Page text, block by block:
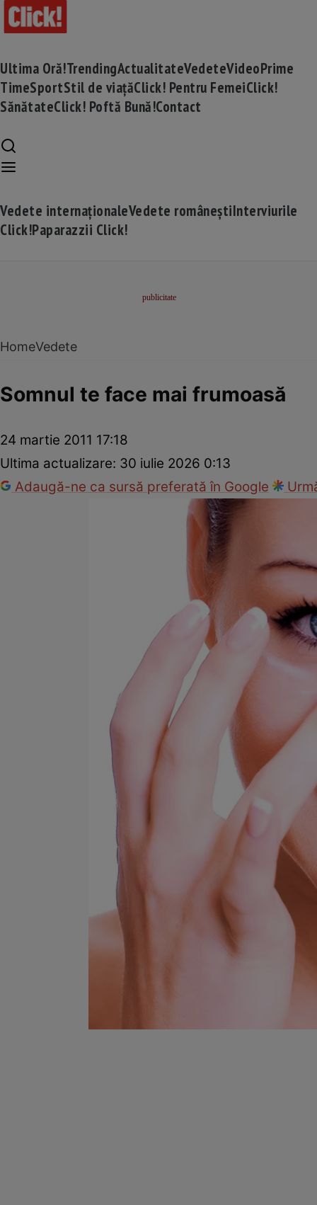
Ultima Oră!TrendingActualitateVedeteVideoPrime
TimeSportStil de viațăClick! Pentru FemeiClick!
SănătateClick! Poftă Bună!Contact
Vedete internaționaleVedete româneștiInterviurile
Click!Paparazzii Click!
HomeVedete
Somnul te face mai frumoasă
24 martie 2011 17:18
Ultima actualizare: 30 iulie 2026 0:13
Adaugă-ne ca sursă preferată în Google